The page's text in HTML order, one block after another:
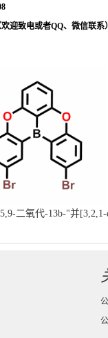
迎致电或者QQ、微信联系）
二氧代-13b-"并[3,2,1-